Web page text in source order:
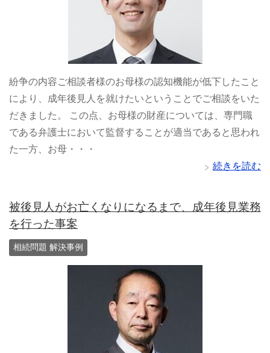
紛争の内容ご相談者様のお母様の認知機能が低下したこと
により、成年後見人を就けたいということでご相談をいた
だきました。 この点、お母様の財産については、専門職
である弁護士において監督することが適当であると思われ
た一方、お母・・・
続きを読む
被後見人がお亡くなりになるまで、成年後見業務
を行った事案
相続問題 解決事例